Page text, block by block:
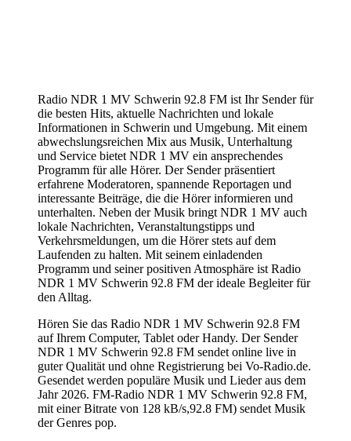
Radio NDR 1 MV Schwerin 92.8 FM ist Ihr Sender für
die besten Hits, aktuelle Nachrichten und lokale
Informationen in Schwerin und Umgebung. Mit einem
abwechslungsreichen Mix aus Musik, Unterhaltung
und Service bietet NDR 1 MV ein ansprechendes
Programm für alle Hörer. Der Sender präsentiert
erfahrene Moderatoren, spannende Reportagen und
interessante Beiträge, die die Hörer informieren und
unterhalten. Neben der Musik bringt NDR 1 MV auch
lokale Nachrichten, Veranstaltungstipps und
Verkehrsmeldungen, um die Hörer stets auf dem
Laufenden zu halten. Mit seinem einladenden
Programm und seiner positiven Atmosphäre ist Radio
NDR 1 MV Schwerin 92.8 FM der ideale Begleiter für
den Alltag.
Hören Sie das Radio NDR 1 MV Schwerin 92.8 FM
auf Ihrem Computer, Tablet oder Handy. Der Sender
NDR 1 MV Schwerin 92.8 FM sendet online live in
guter Qualität und ohne Registrierung bei Vo-Radio.de.
Gesendet werden populäre Musik und Lieder aus dem
Jahr 2026. FM-Radio NDR 1 MV Schwerin 92.8 FM,
mit einer Bitrate von 128 kB/s,92.8 FM) sendet Musik
der Genres pop.